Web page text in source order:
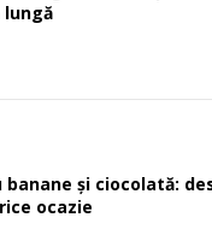
lungă
banane și ciocolată:
ocazie